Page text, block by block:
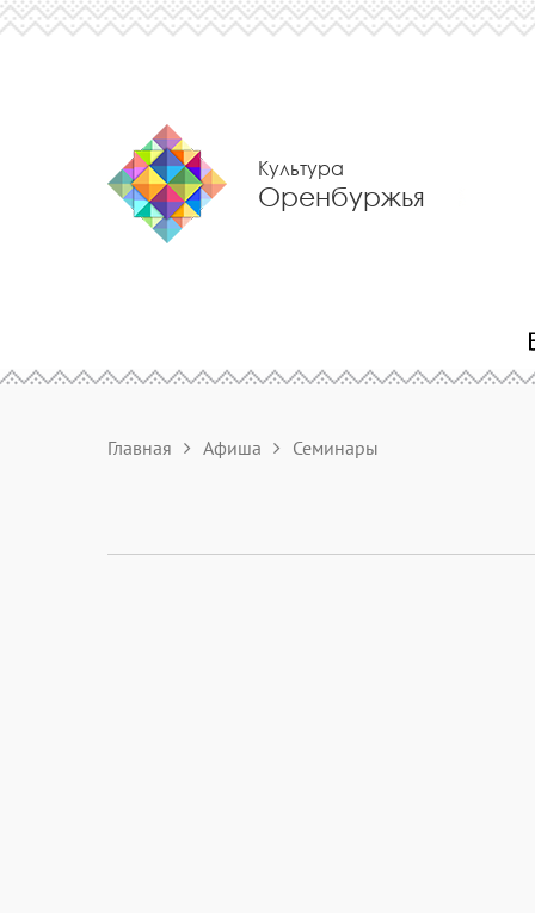
Культура
Оренбуржья
Главная Афиша Семинары